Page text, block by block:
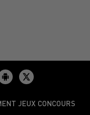
JEUX CONCOURS